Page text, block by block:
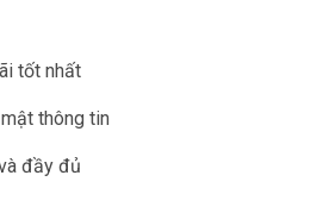
tốt nhất
thông tin
đầy đủ